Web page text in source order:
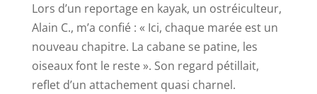
Lors d’un reportage en kayak, un ostréiculteur,
Alain C., m’a confié : « Ici, chaque marée est un
nouveau chapitre. La cabane se patine, les
oiseaux font le reste ». Son regard pétillait,
reflet d’un attachement quasi charnel.